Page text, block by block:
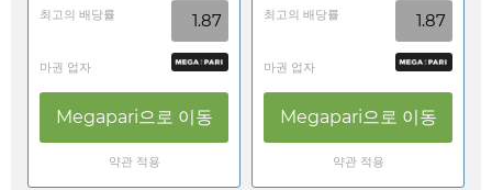
최고의 배당률 1.87
마권 업자
Megapari으로 이동
약관 적용
최고의 배당률 1.87
마권 업자
Megapari으로 이동
약관 적용